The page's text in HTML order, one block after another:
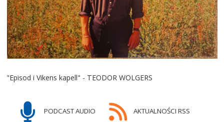
"Episod i Vikens kapell" - TEODOR WOLGERS
PODCAST AUDIO AKTUALNOŚCI RSS